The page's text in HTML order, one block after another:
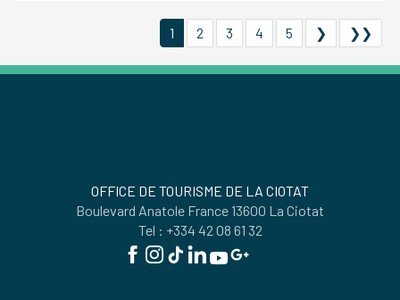
1 2 3 4 5 ❯ ❯❯
OFFICE DE TOURISME DE LA CIOTAT
Boulevard Anatole France 13600 La Ciotat
Tel : +334 42 08 61 32